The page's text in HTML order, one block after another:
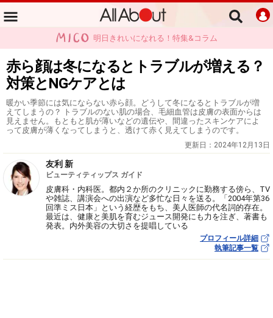
明日きれいになれる！特集&コラム
赤ら顔は冬になるとトラブルが増える？
対策とNGケアとは
暖かい季節には気にならない赤ら顔。どうして冬になるとトラブルが増
えてしまうの？ トラブルのない肌の場合、毛細血管は皮膚の表面からは
見えません。もともと肌が薄いなどの遺伝や、間違ったスキンケアによ
って皮膚が薄くなってしまうと、透けて赤く見えてしまうのです。
更新日： 2024年12月13日
友利 新
ビューティティップス ガイド
皮膚科・内科医。都内２か所のクリニックに勤務する傍ら、TV
や雑誌、講演会への出演など多忙な日々を送る。「2004年第36
回準ミス日本」という経歴をもち、美人医師の代名詞的存在。
最近は、健康と美肌を育むジュース開発にも力を注ぎ、著書も
発表。内外美容の大切さを提唱している
プロフィール詳細
執筆記事一覧